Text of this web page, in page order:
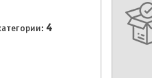
4